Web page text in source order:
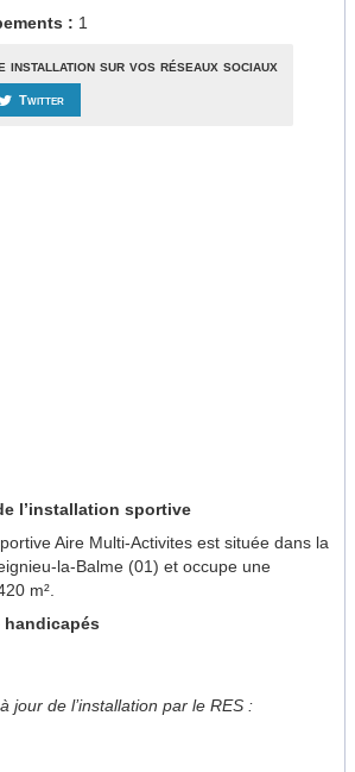
: 1
installation sur vos réseaux sociaux
Twitter
l’installation sportive
Aire Multi-Activites est située dans la
la-Balme (01) et occupe une
m².
jour de l’installation par le RES :